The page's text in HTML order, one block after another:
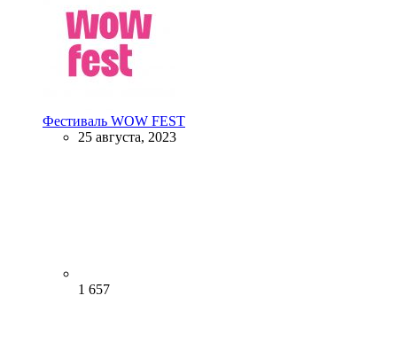
Фестиваль WOW FEST
25 августа, 2023
1 657